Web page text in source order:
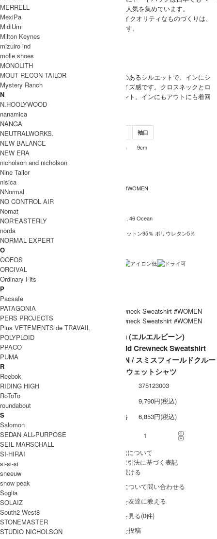
シックアイテムとして、性別、世代を問わず人気を集めています。
100年を超える歴史と大自然に研鑽されたハイクオリティなものづくりは、
世界中の人々から今もなお、指示されています。
L.L.Bean 取り扱い商品
MODEL
WOMEN
(VOICE) 全体的にゆとりのあるシルエットで、インにシ
ャツなども重ねられるサイズ感です。クロスネックとロ
ゴ刺繍がさりげないポイント。インにもアウトにも着回
SIZE
サイズ 肩幅 袖口
M 50.5cm 60cm 9cm
INFORMATION
ブランド名
商品名 Smithfield Crewneck Sweatshirt #WOMEN
型番 5475-1137
カラー 09 Ecru , 19 Birch , 07 Bordeaux , 46 Ocean
本体：コットン100％ リブ：コットン95％ ポリウレタン5％
洗濯表記
裏地 / 透け感
L.L.Bean (エルエルビーン)
Smithfield Crewneck Sweatshirt
#WOMEN / スミスフィールドクルー
ネックスウェットシャツ
375123003
9,790円(税込)
販売価格
6,853円(税込)
» 採寸方法について
» 特定商取引法に基づく表記
買い物を続ける
この商品について問い合わせる
この商品を友達に教える
レビューを見る(0件)
レビューを投稿
MERRELL
MexiPa
MidiUmi
Milton Keynes
mizuiro ind
molle shoes
MONOLITH
MOUT RECON TAILOR
Mystery Ranch
N
N.HOOLYWOOD
nanamica
NANGA
NEUTRALWORKS.
NEW BALANCE
NEW ERA
nicholson and nicholson
Nine Tailor
nisica
NNormal
NO CONTROL AIR
Nomat
NOR'EASTERLY
norda
NORMAL EXPERT
O
OOFOS
ORCIVAL
Ordinary Fits
P
Pacsafe
PATAGONIA
PERS PROJECTS
Plus VETEMENTS de TRAVAIL
POLYPLOID
PPACO
PUMA
R
Reebok
RIDING HIGH
RoToTo
roundabout
S
Salomon
SEDAN ALL-PURPOSE
SEIL MARSCHALL
SI-HIRAI
si-si-si
sneeuw
snow peak
Soglia
SOLAIZ
South2 West8
STONEMASTER
STUDIO NICHOLSON